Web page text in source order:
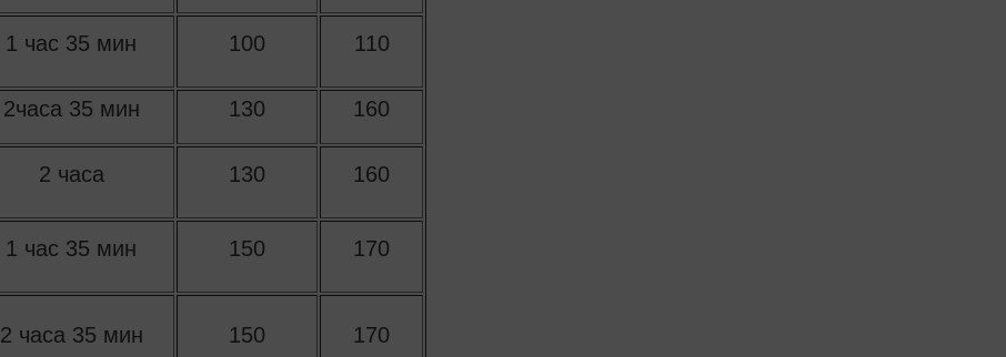
1 час 35 мин 100 110
2часа 35 мин 130 160
2 часа 130 160
1 час 35 мин 150 170
2 часа 35 мин 150 170